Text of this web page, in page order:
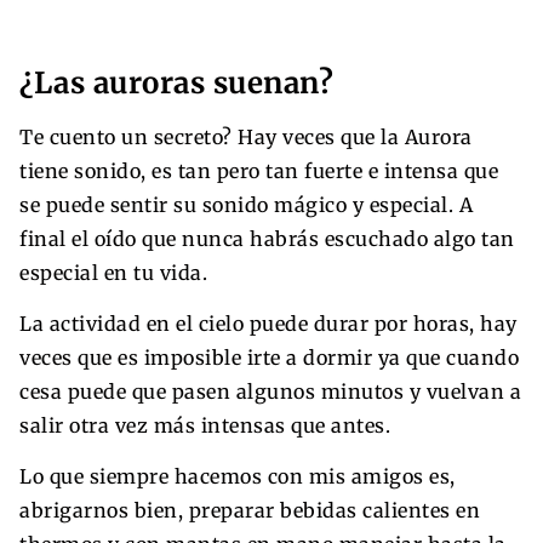
¿Las auroras suenan?
Te cuento un secreto? Hay veces que la Aurora
tiene sonido, es tan pero tan fuerte e intensa que
se puede sentir su sonido mágico y especial. A
final el oído que nunca habrás escuchado algo tan
especial en tu vida.
La actividad en el cielo puede durar por horas, hay
veces que es imposible irte a dormir ya que cuando
cesa puede que pasen algunos minutos y vuelvan a
salir otra vez más intensas que antes.
Lo que siempre hacemos con mis amigos es,
abrigarnos bien, preparar bebidas calientes en